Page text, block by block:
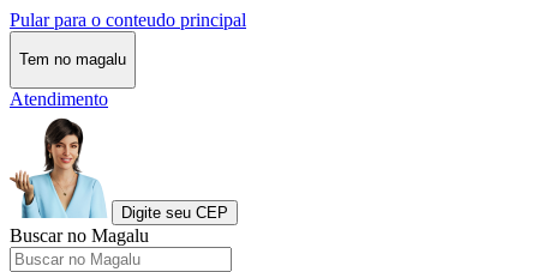
Pular para o conteudo principal
Tem no magalu
Atendimento
Digite seu CEP
Buscar no Magalu